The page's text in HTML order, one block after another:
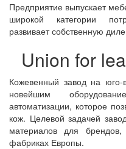
Предприятие выпускает
широкой категории
развивает собственную
Union for
Кожевенный завод на
новейшим
автоматизации, которое
кож. Целевой задачей
материалов для
фабриках Европы.